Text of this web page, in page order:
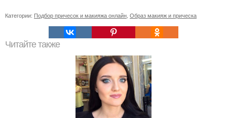
Категории: Подбор причесок и макияжа онлайн Образ макияж и прическа
Читайте также